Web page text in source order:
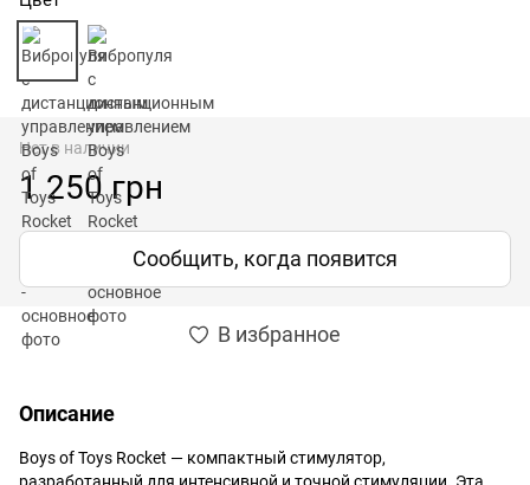
Нет в наличии
1 250 грн
Сообщить, когда появится
В избранное
Описание
Boys of Toys Rocket — компактный стимулятор,
разработанный для интенсивной и точной стимуляции. Эта